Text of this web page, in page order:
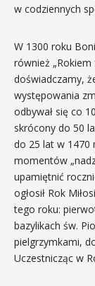
w codziennych
W 1300 roku
również
doświadczamy,
występowania
odbywał się co
skrócony do 50
do 25 lat w 1470
momentów
upamiętnić
ogłosił Rok
tego roku:
bazylikach św.
pielgrzymkami,
Uczestnicząc w